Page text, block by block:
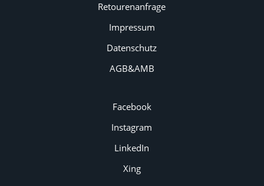
Retourenanfrage
Impressum
Datenschutz
AGB&AMB
Facebook
Instagram
LinkedIn
Xing